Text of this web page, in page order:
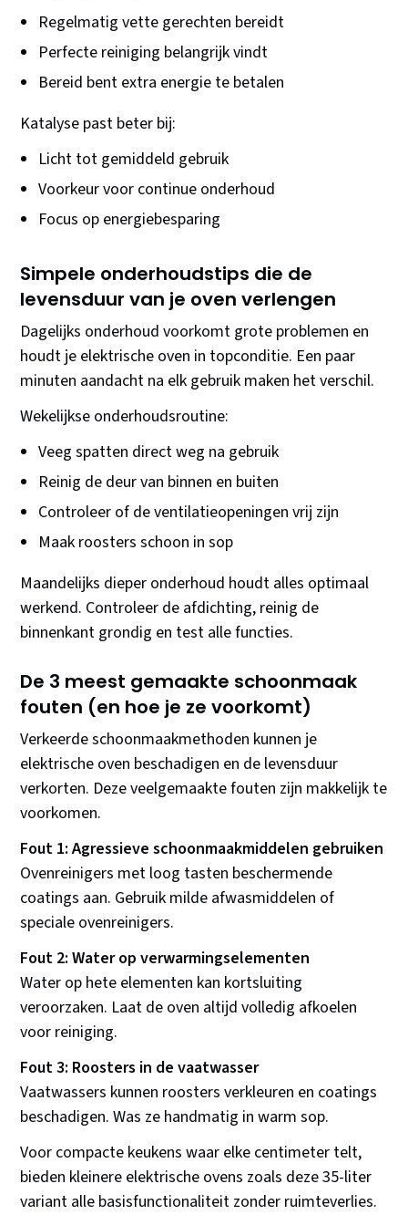
Regelmatig vette gerechten bereidt
Perfecte reiniging belangrijk vindt
Bereid bent extra energie te betalen
Katalyse past beter bij:
Licht tot gemiddeld gebruik
Voorkeur voor continue onderhoud
Focus op energiebesparing
Simpele onderhoudstips die de
levensduur van je oven verlengen
Dagelijks onderhoud voorkomt grote problemen en
houdt je elektrische oven in topconditie. Een paar
minuten aandacht na elk gebruik maken het verschil.
Wekelijkse onderhoudsroutine:
Veeg spatten direct weg na gebruik
Reinig de deur van binnen en buiten
Controleer of de ventilatieopeningen vrij zijn
Maak roosters schoon in sop
Maandelijks dieper onderhoud houdt alles optimaal
werkend. Controleer de afdichting, reinig de
binnenkant grondig en test alle functies.
De 3 meest gemaakte schoonmaak
fouten (en hoe je ze voorkomt)
Verkeerde schoonmaakmethoden kunnen je
elektrische oven beschadigen en de levensduur
verkorten. Deze veelgemaakte fouten zijn makkelijk te
voorkomen.
Fout 1: Agressieve schoonmaakmiddelen gebruiken
Ovenreinigers met loog tasten beschermende
coatings aan. Gebruik milde afwasmiddelen of
speciale ovenreinigers.
Fout 2: Water op verwarmingselementen
Water op hete elementen kan kortsluiting
veroorzaken. Laat de oven altijd volledig afkoelen
voor reiniging.
Fout 3: Roosters in de vaatwasser
Vaatwassers kunnen roosters verkleuren en coatings
beschadigen. Was ze handmatig in warm sop.
Voor compacte keukens waar elke centimeter telt,
bieden kleinere elektrische ovens zoals deze 35-liter
variant alle basisfunctionaliteit zonder ruimteverlies.